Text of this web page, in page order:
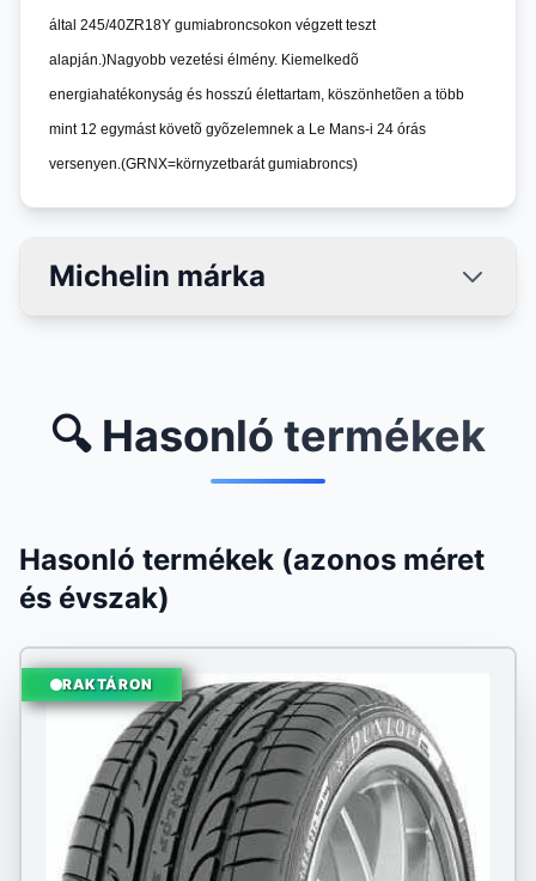
által 245/40ZR18Y gumiabroncsokon végzett teszt
alapján.)Nagyobb vezetési élmény. Kiemelkedõ
energiahatékonyság és hosszú élettartam, köszönhetõen a több
mint 12 egymást követõ gyõzelemnek a Le Mans-i 24 órás
versenyen.(GRNX=környzetbarát gumiabroncs)
Michelin márka
🔍 Hasonló termékek
Hasonló termékek (azonos méret
és évszak)
RAKTÁRON